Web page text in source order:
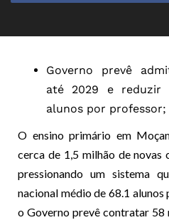
Governo prevê
até 2029 e reduzir
alunos por professor;
O ensino primário em
cerca de 1,5 milhão de novas
pressionando um sistema
nacional médio de 68.1
o Governo prevê contratar